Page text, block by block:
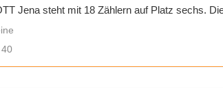
Jena steht mit 18 Zählern auf Platz sechs.
40